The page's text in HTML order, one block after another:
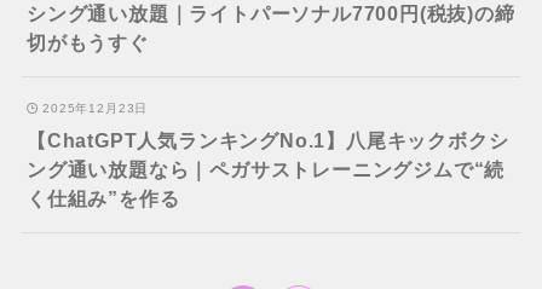
シング通い放題｜ライトパーソナル7700円(税抜)の締
切がもうすぐ
2025年12月23日
【ChatGPT人気ランキングNo.1】八尾キックボクシ
ング通い放題なら｜ペガサストレーニングジムで“続
く仕組み”を作る